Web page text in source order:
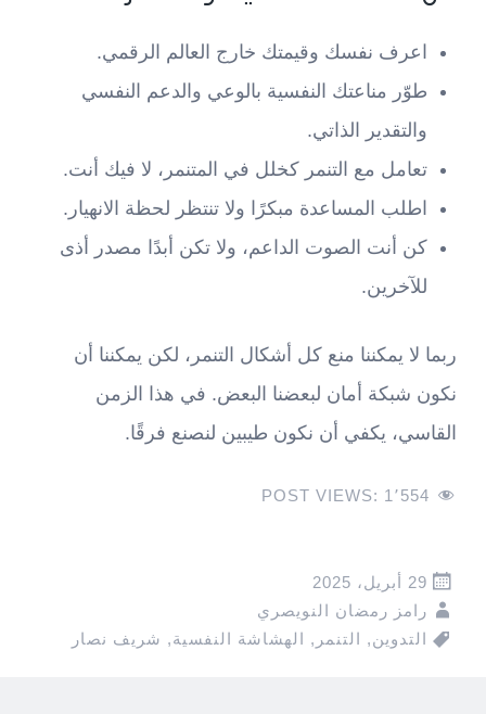
اعرف نفسك وقيمتك خارج العالم الرقمي.
طوّر مناعتك النفسية بالوعي والدعم النفسي
والتقدير الذاتي.
تعامل مع التنمر كخلل في المتنمر، لا فيك أنت.
اطلب المساعدة مبكرًا ولا تنتظر لحظة الانهيار.
كن أنت الصوت الداعم، ولا تكن أبدًا مصدر أذى
للآخرين.
ربما لا يمكننا منع كل أشكال التنمر، لكن يمكننا أن
نكون شبكة أمان لبعضنا البعض. في هذا الزمن
القاسي، يكفي أن نكون طيبين لنصنع فرقًا.
POST VIEWS: 1٬554
29 أبريل، 2025
رامز رمضان النويصري
التدوين, التنمر , الهشاشة النفسية, شريف نصار